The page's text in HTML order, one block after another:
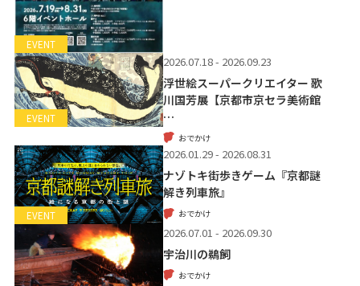
EVENT
EVENT
2026.07.18 - 2026.09.23
浮世絵スーパークリエイター 歌
川国芳展【京都市京セラ美術館
…
おでかけ
EVENT
2026.01.29 - 2026.08.31
ナゾトキ街歩きゲーム『京都謎
解き列車旅』
おでかけ
2026.07.01 - 2026.09.30
宇治川の鵜飼
おでかけ